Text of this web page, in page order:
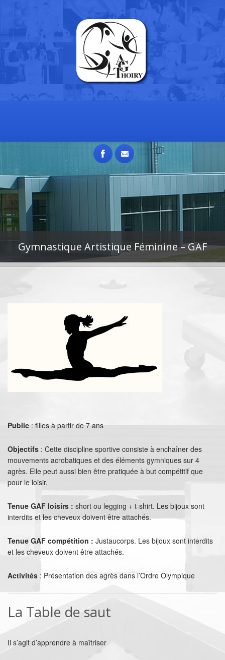
Gymnastique Artistique Féminine – GAF
Public : filles à partir de 7 ans
Objectifs : Cette discipline sportive consiste à enchaîner des
mouvements acrobatiques et des éléments gymniques sur 4
agrès. Elle peut aussi bien être pratiquée à but compétitif que
pour le loisir.
Tenue GAF loisirs : short ou legging + t-shirt. Les bijoux sont
interdits et les cheveux doivent être attachés.
Tenue GAF compétition : Justaucorps. Les bijoux sont interdits
et les cheveux doivent être attachés.
Activités : Présentation des agrès dans l’Ordre Olympique
La Table de saut
Il s’agit d’apprendre à maîtriser